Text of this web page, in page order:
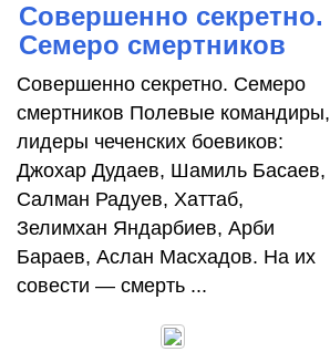
Совершенно секретно.
Семеро смертников
Совершенно секретно. Семеро
смертников Полевые командиры,
лидеры чеченских боевиков:
Джохар Дудаев, Шамиль Басаев,
Салман Радуев, Хаттаб,
Зелимхан Яндарбиев, Арби
Бараев, Аслан Масхадов. На их
совести — смерть ...